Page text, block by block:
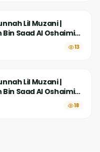
Lil Muzani |
Saad Al Oshaimi
kepada
13
Lil Muzani |
Saad Al Oshaimi
Ahlussunnah 18